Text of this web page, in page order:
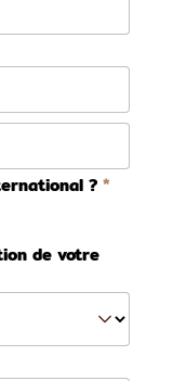
?
de votre